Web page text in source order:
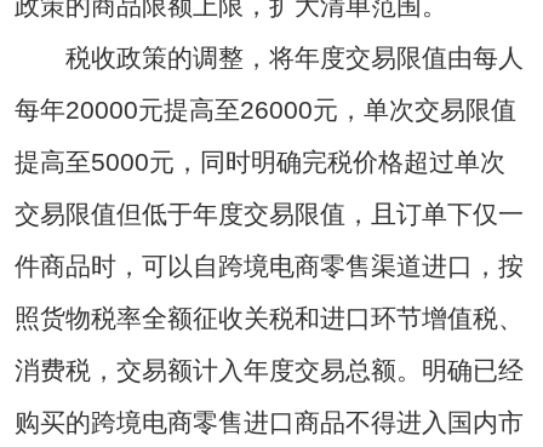
税收政策的调整，将年度交易限值由每人
每年20000元提高至26000元，单次交易限值
提高至5000元，同时明确完税价格超过单次
交易限值但低于年度交易限值，且订单下仅一
件商品时，可以自跨境电商零售渠道进口，按
照货物税率全额征收关税和进口环节增值税、
消费税，交易额计入年度交易总额。明确已经
购买的跨境电商零售进口商品不得进入国内市